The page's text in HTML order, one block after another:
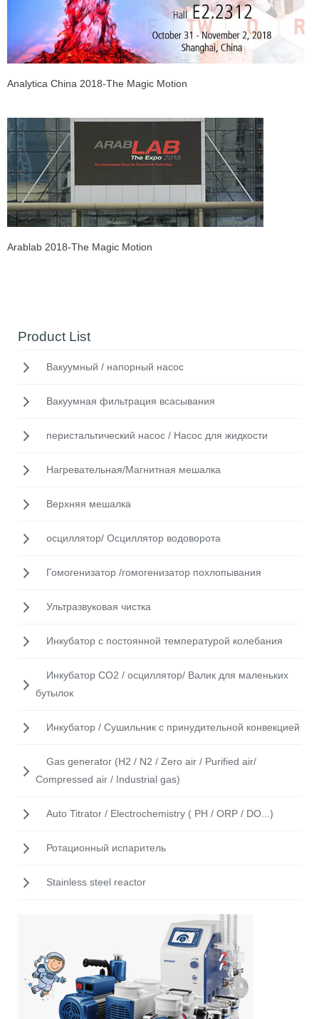
Analytica China 2018-The Magic Motion
Arablab 2018-The Magic Motion
Product List
Вакуумный / напорный насос
Вакуумная фильтрация всасывания
перистальтический насос / Насос для жидкости
Нагревательная/Mагнитная мешалка
Верхняя мешалка
осциллятор/ Осциллятор водоворота
Гомогенизатор /гомогенизатор похлопывания
Ультразвуковая чистка
Инкубатор с постоянной температурой колебания
Инкубатор CO2 / осциллятор/ Валик для маленьких
бутылок
Инкубатор / Cушильник с принудительной конвекцией
Gas generator (H2 / N2 / Zero air / Purified air/
Compressed air / Industrial gas)
Auto Titrator / Electrochemistry ( PH / ORP / DO...)
Ротационный испаритель
Stainless steel reactor